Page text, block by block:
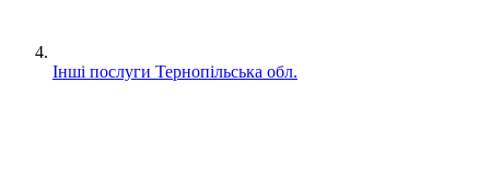
Інші послуги Тернопільська обл.